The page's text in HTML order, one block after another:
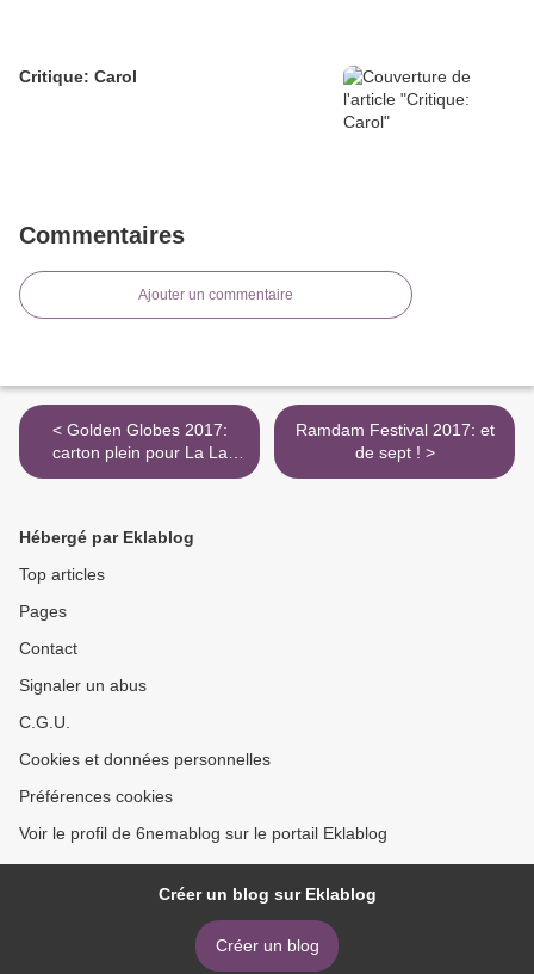
Critique: Carol
Commentaires
Ajouter un commentaire
< Golden Globes 2017:
carton plein pour La La
Land
Ramdam Festival 2017: et
de sept ! >
Hébergé par Eklablog
Top articles
Pages
Contact
Signaler un abus
C.G.U.
Cookies et données personnelles
Préférences cookies
Voir le profil de 6nemablog sur le portail Eklablog
Créer un blog sur Eklablog
Créer un blog